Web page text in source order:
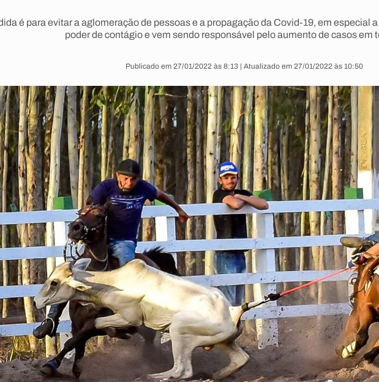
é para evitar a aglomeração de pessoas e a propagação da Covid-19, em especial
poder de contágio e vem sendo responsável pelo aumento de casos em
Publicado em 27/01/2022 às 8:13 | Atualizado em 27/01/2022 às 10:50